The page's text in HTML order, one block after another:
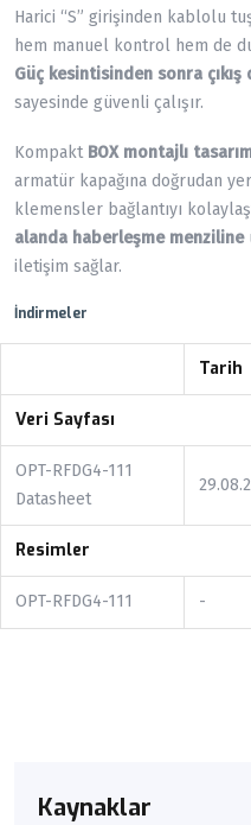
Harici “S” girişinden kablolu
hem manuel kontrol hem de
Güç kesintisinden sonra
sayesinde güvenli çalışır.
Kompakt BOX montajlı
armatür kapağına doğrudan
klemensler bağlantıyı
alanda haberleşme menziline
iletişim sağlar.
İndirmeler
Tarih
Veri Sayfası
OPT-RFDG4-111
Datasheet
Resimler
OPT-RFDG4-111 -
Kaynaklar